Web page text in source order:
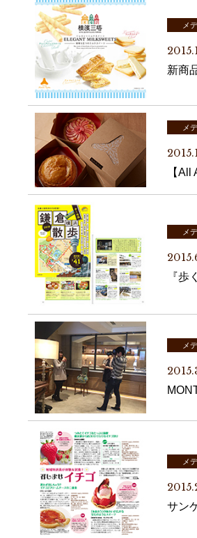
メ
新商
メ
【
メ
『歩
メ
メ
サン